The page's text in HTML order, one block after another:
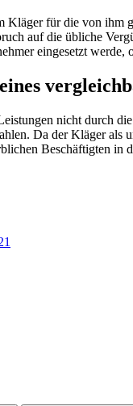
Kläger für die von ihm
auf die übliche
eingesetzt
nicht durch
Da der Kläger
Beschäftigten in